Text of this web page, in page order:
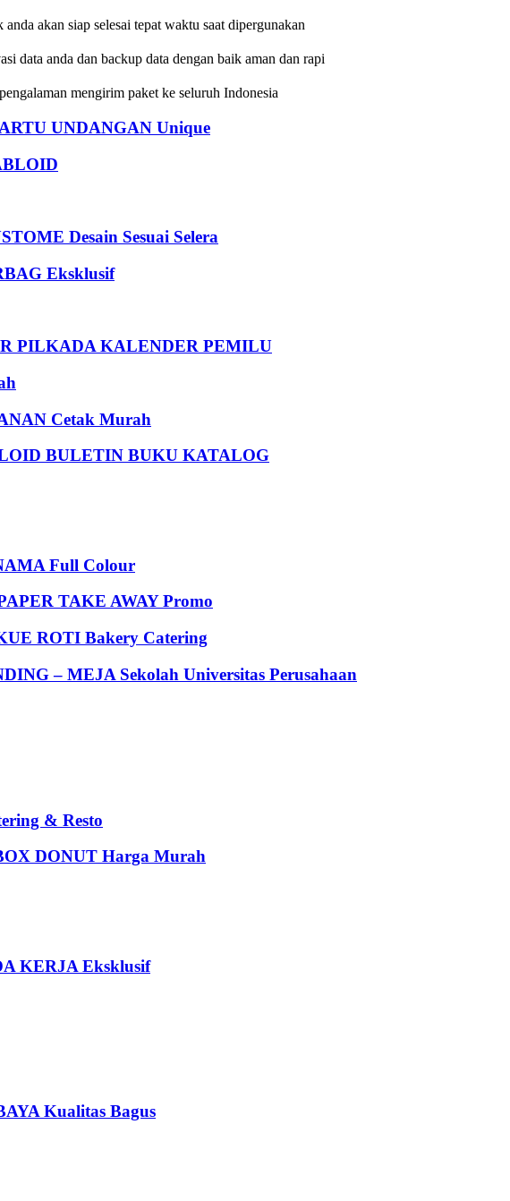
akan siap selesai tepat waktu saat dipergunakan
data anda dan backup data dengan baik aman dan rapi
mengirim paket ke seluruh Indonesia
UNDANGAN Unique
Desain Sesuai Selera
Eksklusif
PILKADA KALENDER PEMILU
Cetak Murah
BULETIN BUKU KATALOG
Full Colour
TAKE AWAY Promo
ROTI Bakery Catering
– MEJA Sekolah Universitas Perusahaan
& Resto
DONUT Harga Murah
KERJA Eksklusif
Kualitas Bagus